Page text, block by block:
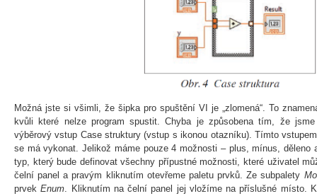
Možná jste si všimli, že šipka pro spuštění VI je „zlomená“. To
kvůli které nelze program spustit. Chyba je způsobena tím, že jsme
výběrový vstup Case struktury (vstup s ikonou otazníku). Tímto
se má vykonat. Jelikož máme pouze 4 možnosti – plus, mínus, děleno
typ, který bude definovat všechny přípustné možnosti, které uživatel
čelní panel a pravým kliknutím otevřeme paletu prvků. Ze subpalety
prvekEnum. Kliknutím na čelní panel jej vložíme na příslušné místo.